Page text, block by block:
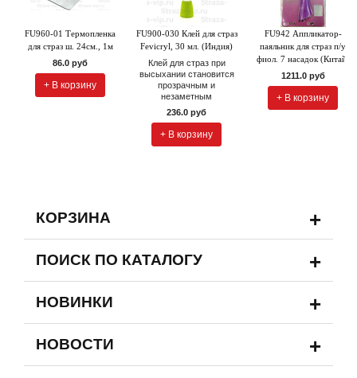
FU960-01 Термопленка
для страз ш. 24см., 1м
86.0 руб
+ В корзину
FU900-030 Клей для страз
Fevicryl, 30 мл. (Индия)
Клей для страз при
высыхании становится
прозрачным и
незаметным
236.0 руб
+ В корзину
FU942 Аппликатор-
паяльник для страз п/у
фиол. 7 насадок (Китай)
1211.0 руб
+ В корзину
КОРЗИНА +
ПОИСК ПО КАТАЛОГУ +
НОВИНКИ +
НОВОСТИ
+